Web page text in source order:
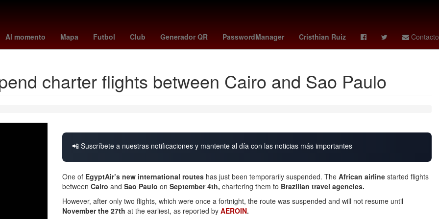
Al momento Mapa Futbol Club Generador QR PasswordManager Cristhian Ruiz Contacto
Amistosos Brasil China frankfurt - hoffenheim #OndaDeCalor Selección de fútbol de Gabón Marc Cucurella
charter flights between Cairo and Sao Paulo
📲 Suscríbete a nuestras notificaciones y mantente al día con las noticias más importantes
One of EgyptAir’s new international routes has just been temporarily suspended. The African airline started flights
between Cairo and Sao Paulo on September 4th, chartering them to Brazilian travel agencies.
However, after only two flights, which were once a fortnight, the route was suspended and will not resume until
November the 27th at the earliest, as reported by AEROIN.